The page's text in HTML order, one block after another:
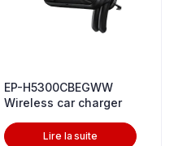
EP-H5300CBEGWW
Wireless car charger
Lire la suite